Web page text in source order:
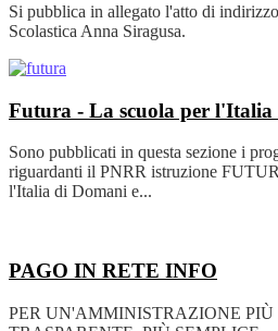
Si pubblica in allegato l'atto di
Scolastica Anna Siragusa.
Futura - La scuola per l'Italia
Sono pubblicati in questa sezione i
riguardanti il PNRR istruzione
l'Italia di Domani e...
PAGO IN RETE INFO
PER UN'AMMINISTRAZIONE